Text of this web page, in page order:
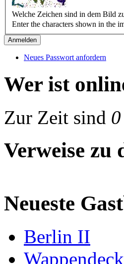
Welche Zeichen sind in dem Bild
Enter the characters shown in the
Neues Passwort anfordern
Wer ist
Zur Zeit sind
Verweise zu
Neueste
Berlin II